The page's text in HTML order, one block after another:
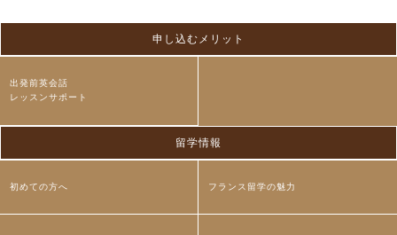
申し込むメリット
出発前英会話
レッスンサポート
留学情報
初めての方へ フランス留学の魅力